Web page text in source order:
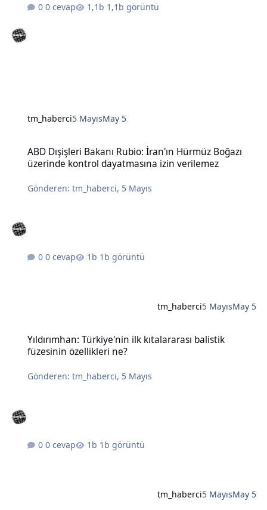
0 cevap
1,1b görüntü
tm_haberci5 MayısMay 5
ABD Dışişleri Bakanı Rubio: İran'ın Hürmüz Boğazı
üzerinde kontrol dayatmasına izin verilemez
Gönderen:tm_haberci, 5 Mayıs
0 cevap 1b görüntü
tm_haberci5 MayısMay 5
Yıldırımhan: Türkiye'nin ilk kıtalararası balistik
füzesinin özellikleri ne?
Gönderen:tm_haberci, 5 Mayıs
0 cevap 1b görüntü
tm_haberci5 MayısMay 5